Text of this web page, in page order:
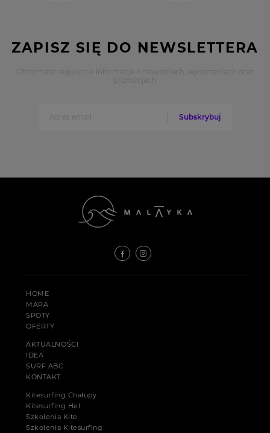
ZAPISZ SIĘ DO NEWSLETTERA
Otrzymasz regularnie informacje o nowościach, wydarzeniach oraz
promocjach
Subskrybuj
HOME
MAPA
SPOTY
OFERTY
AKTUALNOŚCI
IDEA
SURF ABC
KONTAKT
Kitesurfing Chałupy
Kitesurfing Hel
Szkolenia Kite
Szkolenia Kitesurfing